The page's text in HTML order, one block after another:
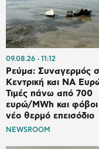
09.08.26 11:12
Ρεύμα: Συναγερμός
Κεντρική και ΝΑ
Τιμές πάνω από 700
ευρώ/MWh και φόβοι
νέο θερμό επεισόδιο
NEWSROOM